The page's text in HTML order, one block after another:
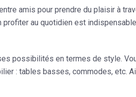
amis pour prendre du plaisir à
au quotidien est
possibilités en termes de style.
: tables basses, commodes, etc.